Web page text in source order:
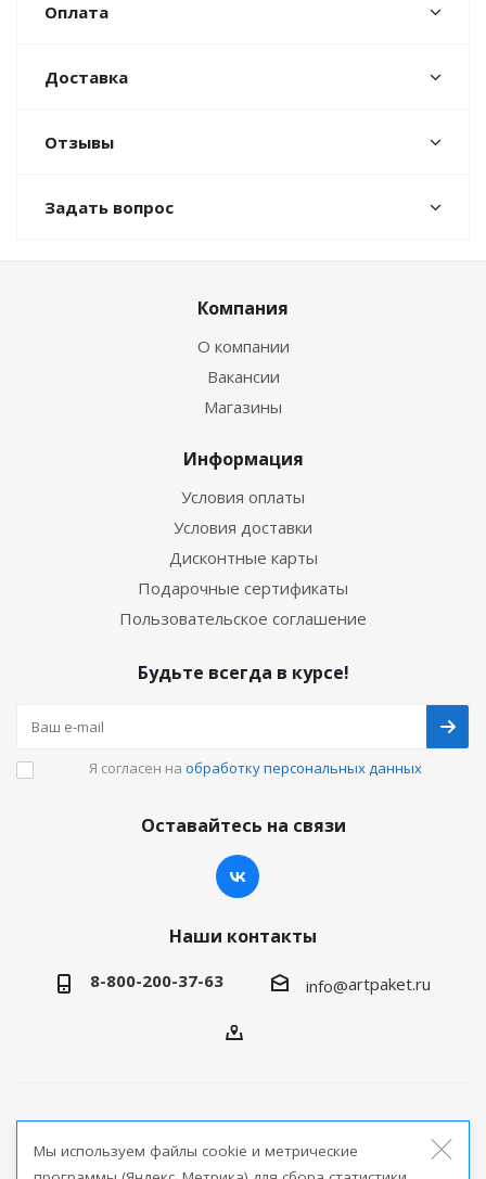
Оплата
Доставка
Отзывы
Задать вопрос
Компания
О компании
Вакансии
Магазины
Информация
Условия оплаты
Условия доставки
Дисконтные карты
Подарочные сертификаты
Пользовательское соглашение
Будьте всегда в курсе!
Я согласен на обработку персональных данных
Оставайтесь на связи
Наши контакты
8-800-200-37-63 info@artpaket.ru
продукции
Мы используем файлы cookie и метрические